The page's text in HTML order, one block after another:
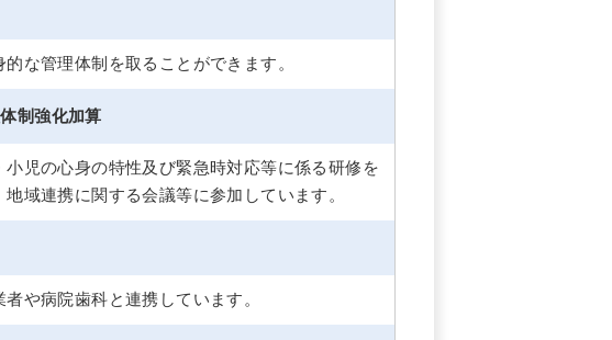
な管理体制を取ることができます。
制強化加算
児の心身の特性及び緊急時対応等に係る研修を
域連携に関する会議等に参加しています。
や病院歯科と連携しています。